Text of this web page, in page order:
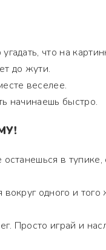
что на
до жути.
веселее.
начинаешь быстро.
в
вокруг одного и
Просто играй и